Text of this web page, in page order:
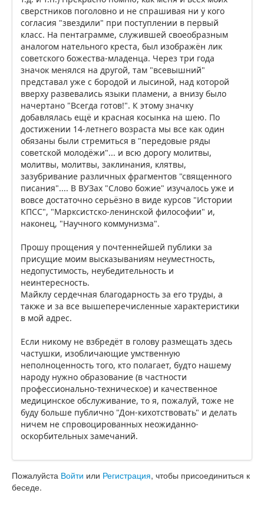
сверстников поголовно и не спрашивая ни у кого
согласия "звездили" при поступлении в первый
класс. На пентаграмме, служившей своеобразным
аналогом нательного креста, был изображён лик
советского божества-младенца. Через три года
значок менялся на другой, там "всевышний"
представал уже с бородой и лысиной, над которой
вверху развевались языки пламени, а внизу было
начертано "Всегда готов!". К этому значку
добавлялась ещё и красная косынка на шею. По
достижении 14-летнего возраста мы все как один
обязаны были стремиться в "передовые ряды
советской молодёжи"... и всю дорогу молитвы,
молитвы, молитвы, заклинания, клятвы,
зазубривание различных фрагментов "священного
писания".... В ВУЗах "Слово божие" изучалось уже и
вовсе достаточно серьёзно в виде курсов "Истории
КПСС", "Марксистско-ленинской философии" и,
наконец, "Научного коммунизма".
Прошу прощения у почтеннейшей публики за
присущие моим высказываниям неуместность,
недопустимость, неубедительность и
неинтересность.
Майклу сердечная благодарность за его труды, а
также и за все вышеперечисленные характеристики
в мой адрес.
Если никому не взбредёт в голову размещать здесь
частушки, изобличающие умственную
неполноценность того, кто полагает, будто нашему
народу нужно образование (в частности
профессионально-техническое) и качественное
медицинское обслуживание, то я, пожалуй, тоже не
буду больше публично "Дон-кихотствовать" и делать
ничем не спровоцированных неожиданно-
оскорбительных замечаний.
Пожалуйста Войти или Регистрация, чтобы присоединиться к
беседе.